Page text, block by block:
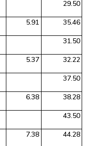
29.50
5.91 35.46
31.50
5.37 32.22
37.50
6.38 38.28
43.50
7.38 44.28